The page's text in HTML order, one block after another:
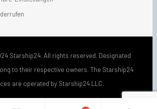
Starship24. All rights reserved. Designated
to their respective owners. The Starship24
are operated by Starship24 LLC.